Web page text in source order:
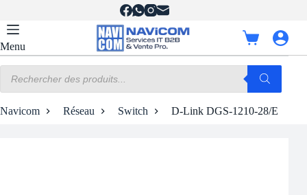
contenu
Menu
Panier
d’achat
produits
Navicom Réseau Switch D-Link DGS-1210-28/E